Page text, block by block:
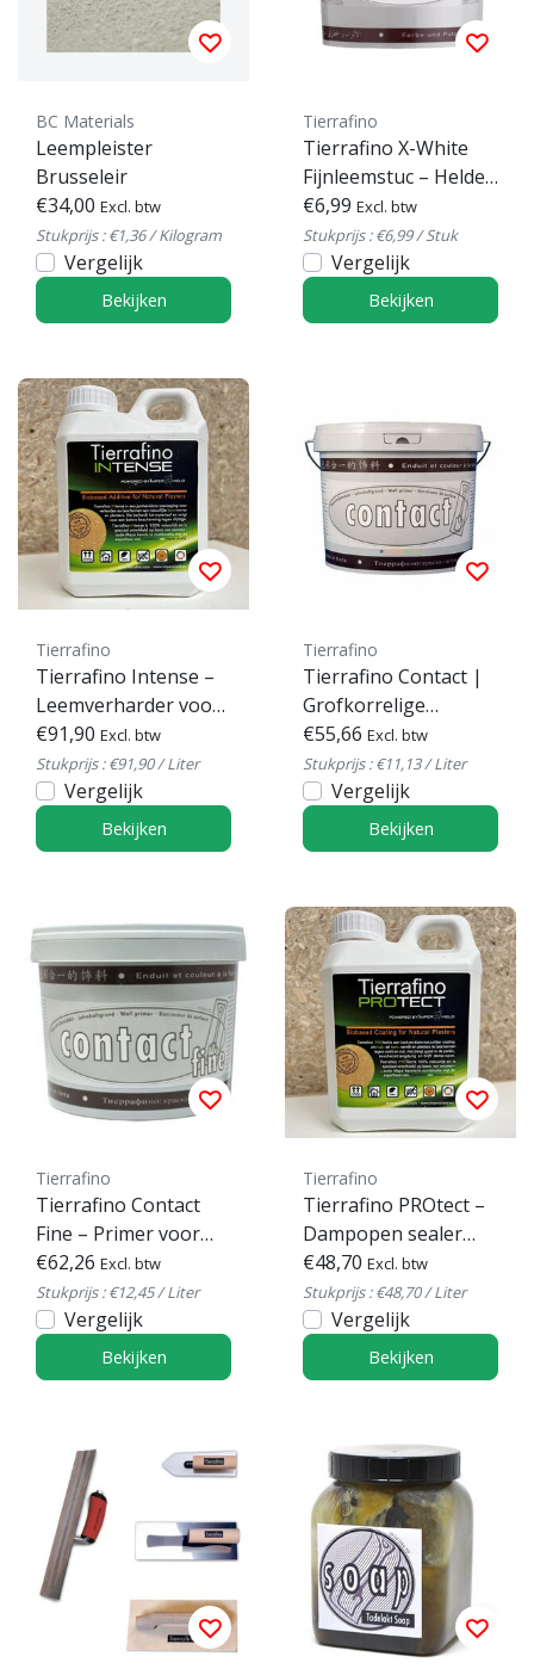
BC Materials
Leempleister
Brusseleir
€34,00 Excl. btw
Stukprijs : €1,36 / Kilogram
Vergelijk
Bekijken
Tierrafino
Tierrafino X-White
Fijnleemstuc – Helder
witte leemfinish
€6,99 Excl. btw
Stukprijs : €6,99 / Stuk
Vergelijk
Bekijken
Tierrafino
Tierrafino Intense –
Leemverharder voor
duurzame
bescherming
€91,90 Excl. btw
Stukprijs : €91,90 / Liter
Vergelijk
Bekijken
Tierrafino
Tierrafino Contact |
Grofkorrelige
Hechtprimer voor
leempleister en
leemstuc
€55,66 Excl. btw
Stukprijs : €11,13 / Liter
Vergelijk
Bekijken
Tierrafino
Tierrafino Contact
Fine – Primer voor
leemverf & dunne
afwerkingen
€62,26 Excl. btw
Stukprijs : €12,45 / Liter
Vergelijk
Bekijken
Tierrafino
Tierrafino PROtect –
Dampopen sealer
voor leem & kalk
€48,70 Excl. btw
Stukprijs : €48,70 / Liter
Vergelijk
Bekijken